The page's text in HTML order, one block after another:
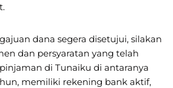
dana segera disetujui, silakan
dan persyaratan yang telah
di Tunaiku di antaranya
memiliki rekening bank aktif,